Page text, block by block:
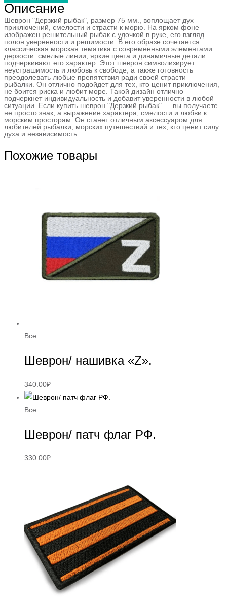
Описание
Шеврон "Дерзкий рыбак", размер 75 мм., воплощает дух
приключений, смелости и страсти к морю. На ярком фоне
изображен решительный рыбак с удочкой в руке, его взгляд
полон уверенности и решимости. В его образе сочетается
классическая морская тематика с современными элементами
дерзости: смелые линии, яркие цвета и динамичные детали
подчеркивают его характер. Этот шеврон символизирует
неустрашимость и любовь к свободе, а также готовность
преодолевать любые препятствия ради своей страсти —
рыбалки. Он отлично подойдет для тех, кто ценит приключения,
не боится риска и любит море. Такой дизайн отлично
подчеркнет индивидуальность и добавит уверенности в любой
ситуации. Если купить шеврон "Дерзкий рыбак" — вы получаете
не просто знак, а выражение характера, смелости и любви к
морским просторам. Он станет отличным аксессуаром для
любителей рыбалки, морских путешествий и тех, кто ценит силу
духа и независимость.
Похожие товары
Все
Шеврон/ нашивка «Z».
340.00₽
Все
Шеврон/ патч флаг РФ.
330.00₽